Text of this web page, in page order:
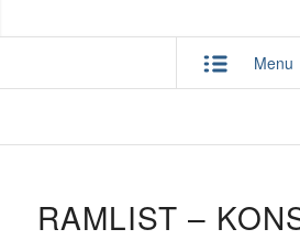
Menu
RAMLIST –